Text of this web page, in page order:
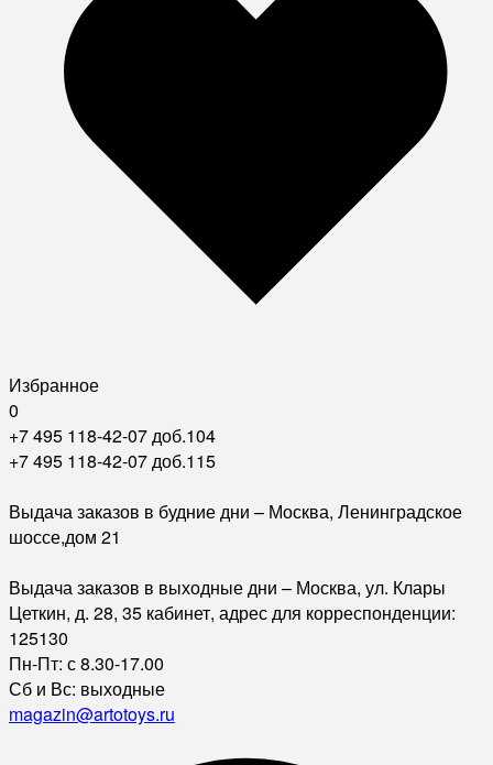
Избранное
0
+7 495 118-42-07 доб.104
+7 495 118-42-07 доб.115
Выдача заказов в будние дни – Москва, Ленинградское
шоссе,дом 21
Выдача заказов в выходные дни – Москва, ул. Клары
Цеткин, д. 28, 35 кабинет, адрес для корреспонденции:
125130
Пн-Пт: с 8.30-17.00
Сб и Вс: выходные
magazin@artotoys.ru